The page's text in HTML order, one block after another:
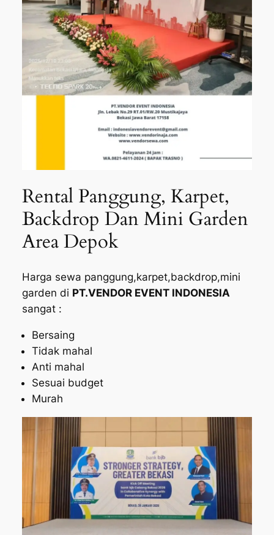
Rental Panggung, Karpet,
Backdrop Dan Mini Garden
Area Depok
Harga sewa panggung,karpet,backdrop,mini
garden di PT.VENDOR EVENT INDONESIA
sangat :
Bersaing
Tidak mahal
Anti mahal
Sesuai budget
Murah